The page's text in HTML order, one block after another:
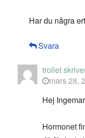
Har du några
Svara
trollet
mars 28,
Hej
Hormonet